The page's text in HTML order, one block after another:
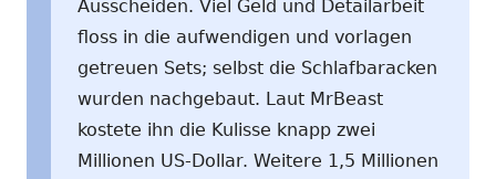
Ausscheiden. Viel Geld und Detailarbeit
floss in die aufwendigen und vorlagen
getreuen Sets; selbst die Schlafbaracken
wurden nachgebaut. Laut MrBeast
kostete ihn die Kulisse knapp zwei
Millionen US-Dollar. Weitere 1,5 Millionen